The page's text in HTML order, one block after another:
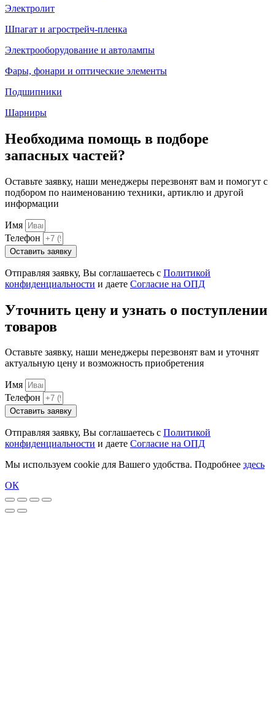
Электролит
Шпагат и агрострейч-пленка
Электрооборудование и автолампы
Фары, фонари и оптические элементы
Подшипники
Шарниры
Необходима помощь в подборе
запасных частей?
Оставьте заявку, наши менеджеры перезвонят вам и помогут с
подбором по наименованию техники, артиклю и другой
информации
Имя
Телефон
Оставить заявку
Отправляя заявку, Вы соглашаетесь с Политикой
конфиденциальности и даете Согласие на ОПД
Уточнить цену и узнать о поступлении
товаров
Оставьте заявку, наши менеджеры перезвонят вам и уточнят
актуальную цену и возможность приобретения
Имя
Телефон
Оставить заявку
Отправляя заявку, Вы соглашаетесь с Политикой
конфиденциальности и даете Согласие на ОПД
Мы используем cookie для Вашего удобства. Подробнее здесь
ОК